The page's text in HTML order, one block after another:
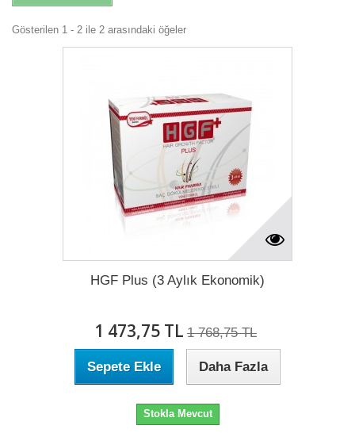
Gösterilen 1 - 2 ile 2 arasındaki öğeler
HGF Plus (3 Aylık Ekonomik)
1 473,75 TL 1 768,75 TL
Sepete Ekle Daha Fazla
Stokla Mevcut